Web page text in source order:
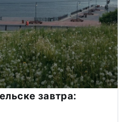
завтра: